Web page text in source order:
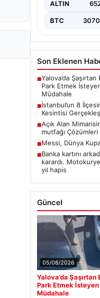
ALTIN
BTC
Son Eklenen
■Yalova’da
Park Etmek
Müdahale
■İstanbul’un 8
Kesintisi
■Açık Alan
mutfağı Çözümleri
■Messi, Dünya
■Banka kartını
karardı.
yıl hapis
Güncel
05/08/2026
Yalova’da
Park Etmek
Müdahale